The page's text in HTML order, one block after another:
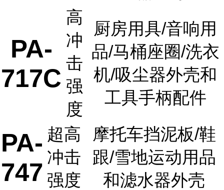
PA-
717C
高
冲
击
强
度
厨房用具/音响用
品/马桶座圈/洗衣
机/吸尘器外壳和
工具手柄配件
PA-
747
超高
冲击
强度
摩托车挡泥板/鞋
跟/雪地运动用品
和滤水器外壳